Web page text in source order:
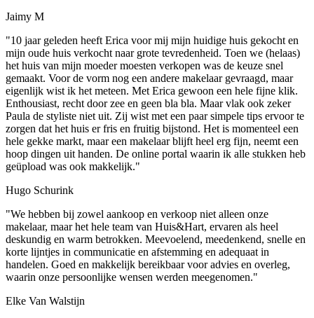
Jaimy M
"10 jaar geleden heeft Erica voor mij mijn huidige huis gekocht en
mijn oude huis verkocht naar grote tevredenheid. Toen we (helaas)
het huis van mijn moeder moesten verkopen was de keuze snel
gemaakt. Voor de vorm nog een andere makelaar gevraagd, maar
eigenlijk wist ik het meteen. Met Erica gewoon een hele fijne klik.
Enthousiast, recht door zee en geen bla bla. Maar vlak ook zeker
Paula de styliste niet uit. Zij wist met een paar simpele tips ervoor te
zorgen dat het huis er fris en fruitig bijstond. Het is momenteel een
hele gekke markt, maar een makelaar blijft heel erg fijn, neemt een
hoop dingen uit handen. De online portal waarin ik alle stukken heb
geüpload was ook makkelijk."
Hugo Schurink
"We hebben bij zowel aankoop en verkoop niet alleen onze
makelaar, maar het hele team van Huis&Hart, ervaren als heel
deskundig en warm betrokken. Meevoelend, meedenkend, snelle en
korte lijntjes in communicatie en afstemming en adequaat in
handelen. Goed en makkelijk bereikbaar voor advies en overleg,
waarin onze persoonlijke wensen werden meegenomen."
Elke Van Walstijn